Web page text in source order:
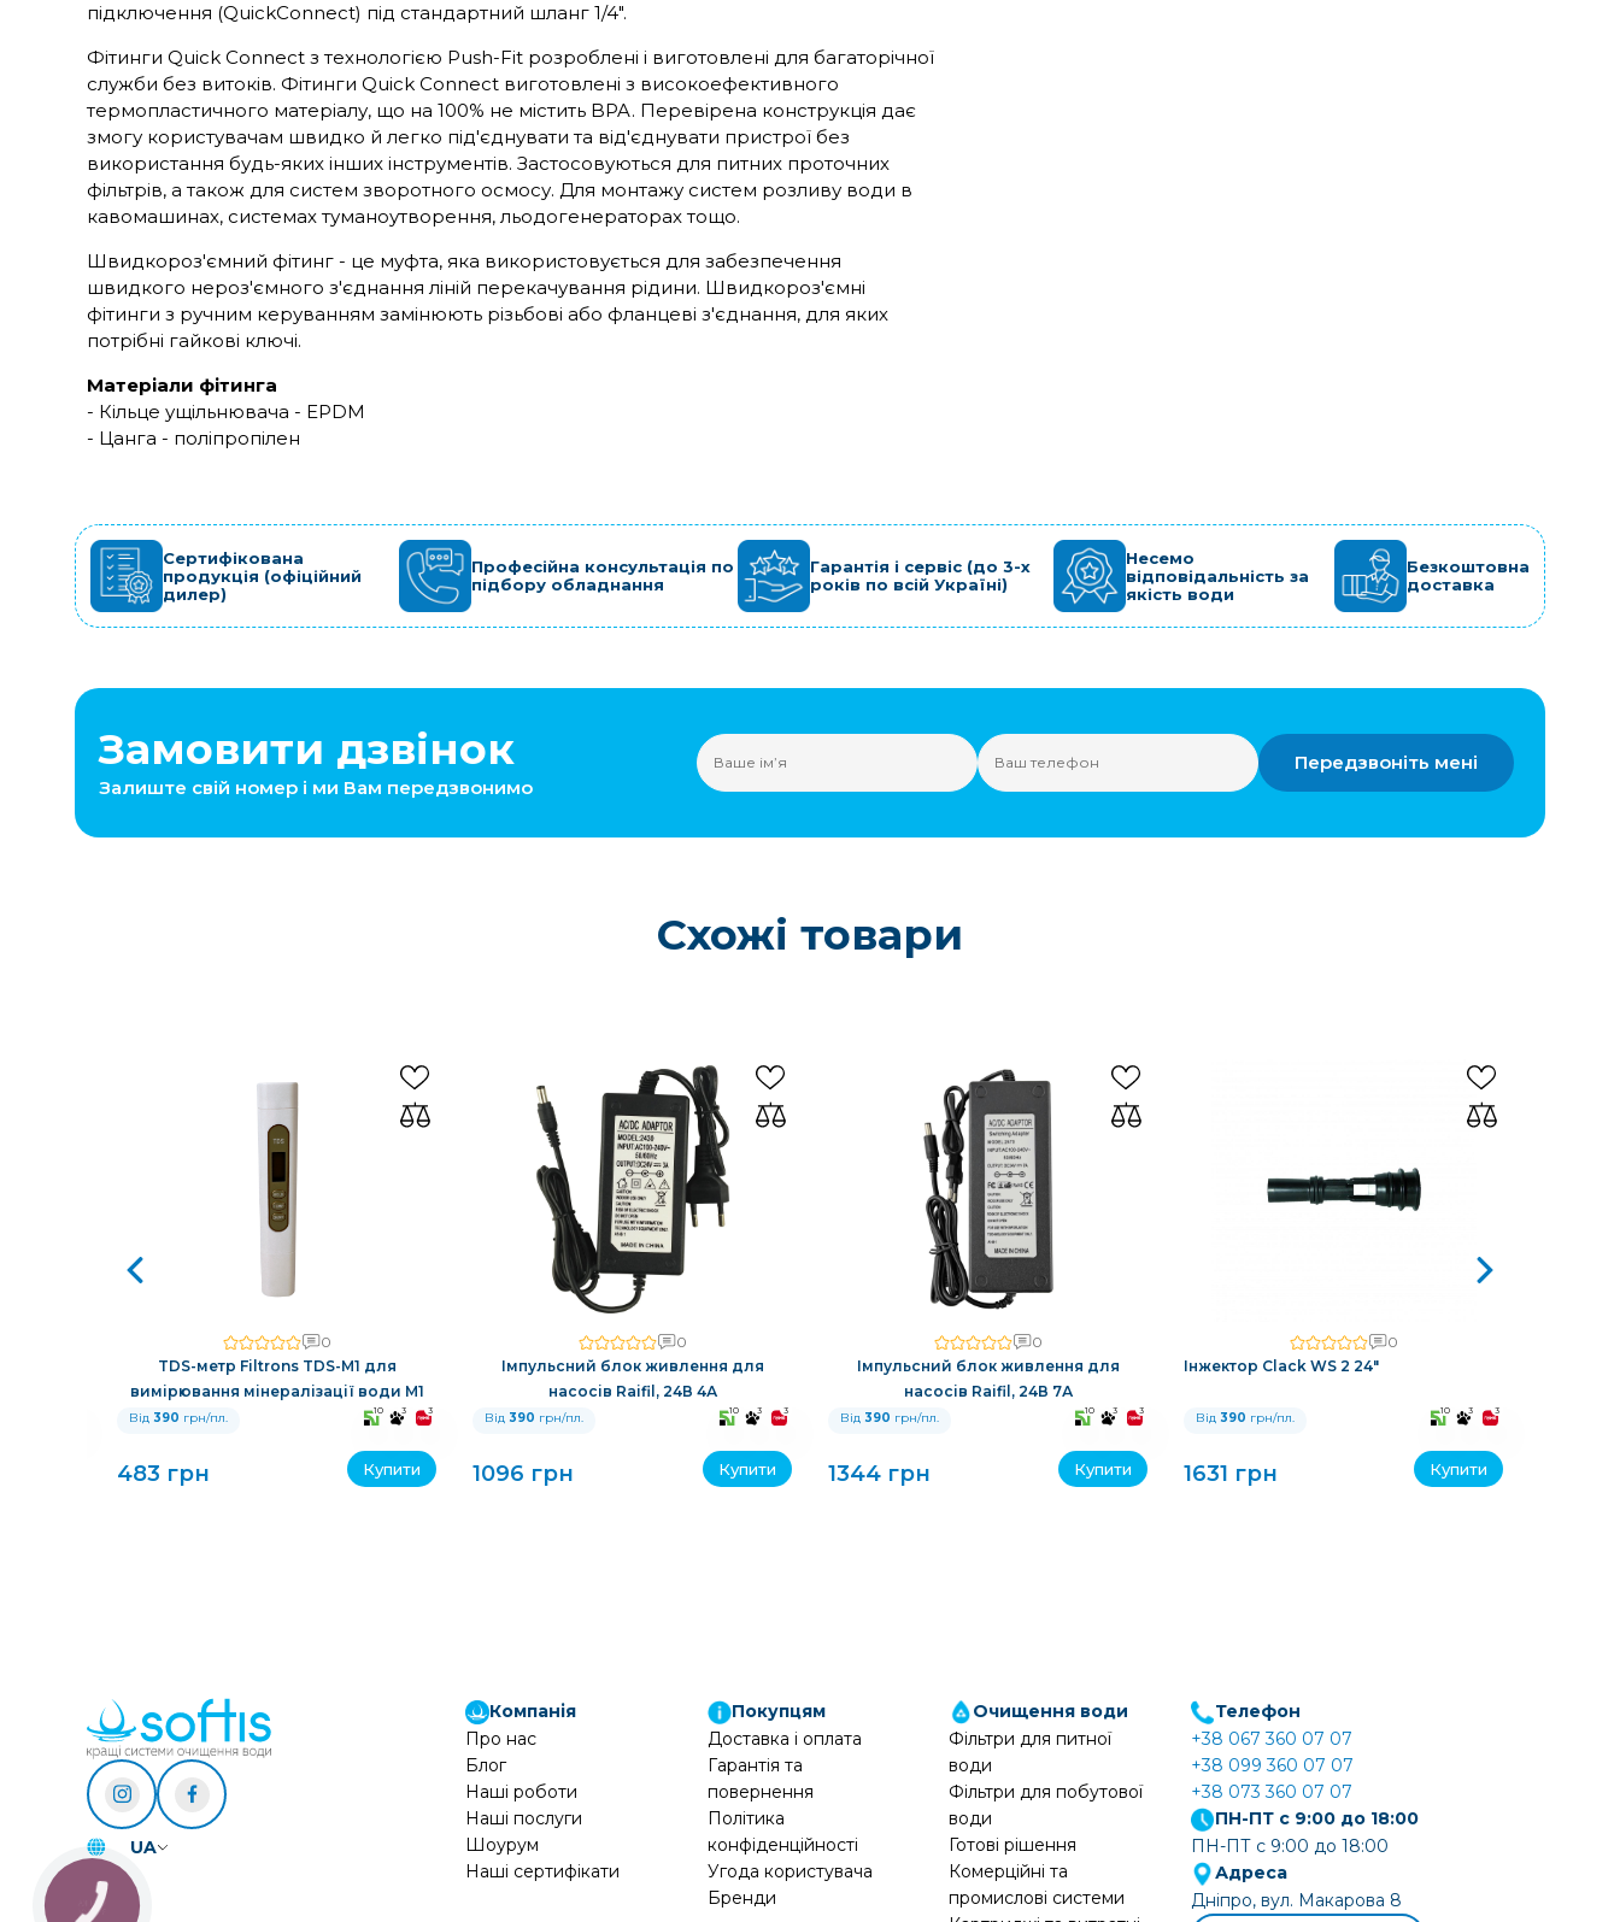
підключення (QuickConnect) під стандартний шланг 1/4".
Фітинги Quick Connect з технологією Push-Fit розроблені і виготовлені для багаторічної
служби без витоків. Фітинги Quick Connect виготовлені з високоефективного
термопластичного матеріалу, що на 100% не містить BPA. Перевірена конструкція дає
змогу користувачам швидко й легко під'єднувати та від'єднувати пристрої без
використання будь-яких інших інструментів. Застосовуються для питних проточних
фільтрів, а також для систем зворотного осмосу. Для монтажу систем розливу води в
кавомашинах, системах туманоутворення, льодогенераторах тощо.
Швидкороз'ємний фітинг - це муфта, яка використовується для забезпечення
швидкого нероз'ємного з'єднання ліній перекачування рідини. Швидкороз'ємні
фітинги з ручним керуванням замінюють різьбові або фланцеві з'єднання, для яких
потрібні гайкові ключі.
Матеріали фітинга
- Кільце ущільнювача - EPDM
- Цанга - поліпропілен
Сертифікована
продукція (офіційний
дилер)
Професійна консультація по
підбору обладнання
Гарантія і сервіс (до 3-х
років по всій Україні)
Несемо
відповідальність за
якість води
Безкоштовна
доставка
Замовити дзвінок
Залиште свій номер і ми Вам передзвонимо
Передзвоніть мені
Схожі товари
0
TDS-метр Filtrons TDS-M1 для
вимірювання мінералізації води M1
Від 390 грн/пл. 10 3 3
483 грн Купити
0
Імпульсний блок живлення для
насосів Raifil, 24В 4А
Від 390 грн/пл. 10 3 3
1096 грн Купити
0
Імпульсний блок живлення для
насосів Raifil, 24В 7А
Від 390 грн/пл. 10 3 3
1344 грн Купити
0
Інжектор Clack WS 2 24"
Від 390 грн/пл. 10 3 3
1631 грн Купити
UA
Компанія
Про нас
Блог
Наші роботи
Наші послуги
Шоурум
Наші сертифікати
Покупцям
Доставка і оплата
Гарантія та
повернення
Політика
конфіденційності
Угода користувача
Бренди
Очищення води
Фільтри для питної
води
Фільтри для побутової
води
Готові рішення
Комерційні та
промислові системи
Телефон
+38 067 360 07 07
+38 099 360 07 07
+38 073 360 07 07
ПН-ПТ с 9:00 до 18:00
ПН-ПТ с 9:00 до 18:00
Адреса
Дніпро, вул. Макарова 8